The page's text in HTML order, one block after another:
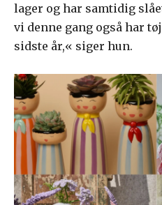
lager og har samtidig
vi denne gang også har
sidste år,« siger hun.